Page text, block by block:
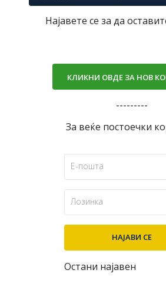
Најавете се за да
КЛИКНИ ОВДЕ ЗА НОВ
---------
За веќе постоечки
Остани најавен